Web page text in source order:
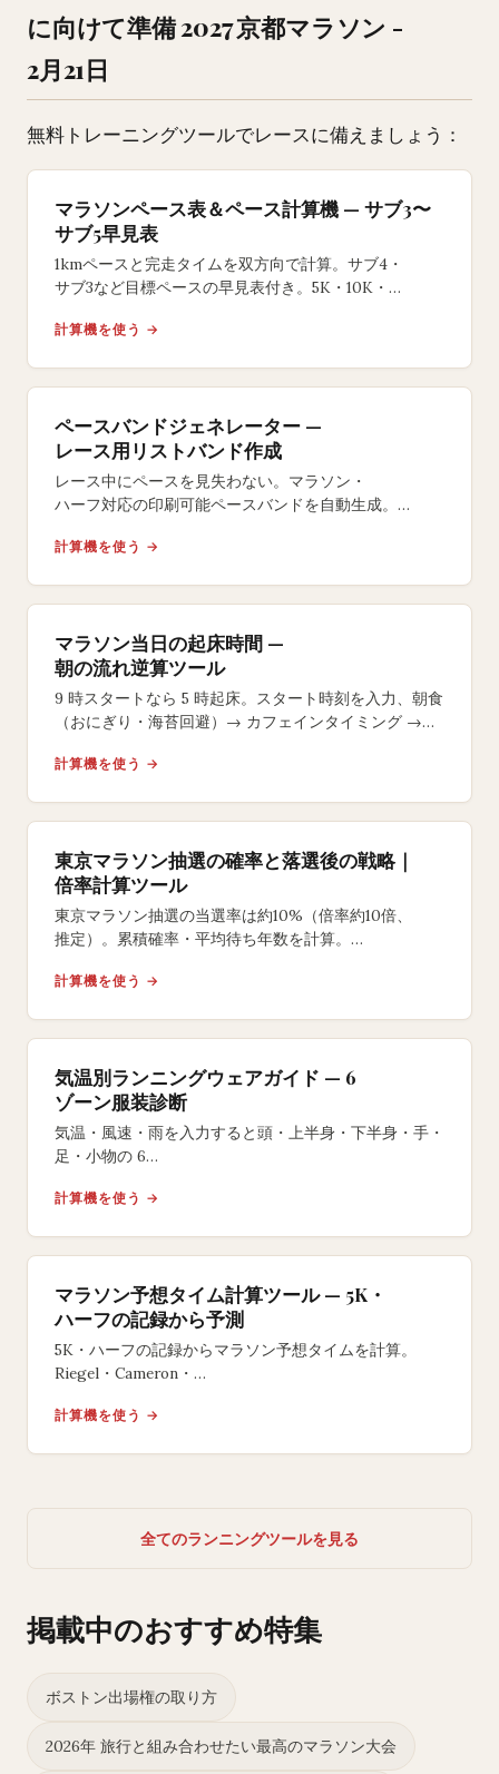
に向けて準備 2027 京都マラソン -
2月21日
無料トレーニングツールでレースに備えましょう：
マラソンペース表＆ペース計算機 — サブ3〜
サブ5早見表
1kmペースと完走タイムを双方向で計算。サブ4・
サブ3など目標ペースの早見表付き。5K・10K・
計算機を使う →
ペースバンドジェネレーター —
レース用リストバンド作成
レース中にペースを見失わない。マラソン・
ハーフ対応の印刷可能ペースバンドを自動生成。
ネガティブスプリット戦略やサイズ選択も自在。
計算機を使う →
マラソン当日の起床時間 —
朝の流れ逆算ツール
9 時スタートなら 5 時起床。スタート時刻を入力、朝食
（おにぎり・海苔回避）→ カフェインタイミング →
計算機を使う →
東京マラソン抽選の確率と落選後の戦略｜
倍率計算ツール
東京マラソン抽選の当選率は約10%（倍率約10倍、
推定）。累積確率・平均待ち年数を計算。
計算機を使う →
気温別ランニングウェアガイド — 6
ゾーン服装診断
気温・風速・雨を入力すると頭・上半身・下半身・手・
足・小物の 6
レイヤリング解説と体温調節の科学に基づく推奨です。
計算機を使う →
マラソン予想タイム計算ツール — 5K・
ハーフの記録から予測
5K・ハーフの記録からマラソン予想タイムを計算。
Riegel・Cameron・
距離別ペースも確認できる無料ツール。
計算機を使う →
全てのランニングツールを見る
掲載中のおすすめ特集
ボストン出場権の取り方
2026年 旅行と組み合わせたい最高のマラソン大会